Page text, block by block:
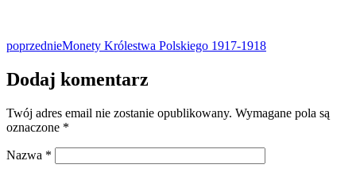
poprzednieMonety Królestwa Polskiego 1917-1918
Dodaj komentarz
Twój adres email nie zostanie opublikowany. Wymagane pola są
oznaczone *
Nazwa *